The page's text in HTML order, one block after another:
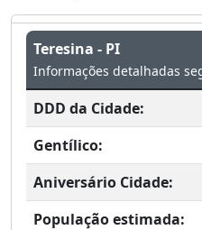
Teresina - PI
Informações detalhadas
DDD da Cidade:
Gentílico:
Aniversário Cidade:
População estimada: